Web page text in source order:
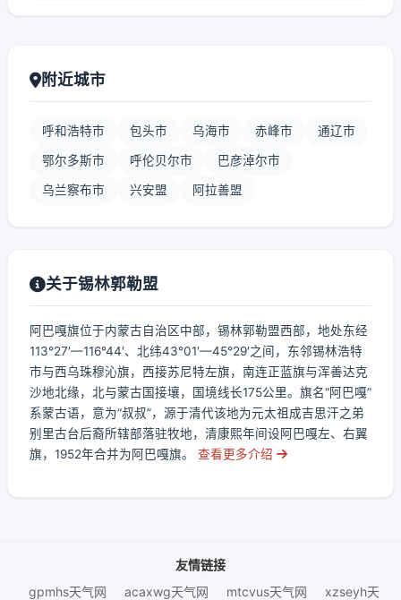
附近城市
呼和浩特市 包头市 乌海市 赤峰市 通辽市
鄂尔多斯市 呼伦贝尔市 巴彦淖尔市
乌兰察布市 兴安盟 阿拉善盟
关于锡林郭勒盟
阿巴嘎旗位于内蒙古自治区中部，锡林郭勒盟西部，地处东经
113°27′—116°44′、北纬43°01′—45°29′之间，东邻锡林浩特
市与西乌珠穆沁旗，西接苏尼特左旗，南连正蓝旗与浑善达克
沙地北缘，北与蒙古国接壤，国境线长175公里。旗名“阿巴嘎”
系蒙古语，意为“叔叔”，源于清代该地为元太祖成吉思汗之弟
别里古台后裔所辖部落驻牧地，清康熙年间设阿巴嘎左、右翼
旗，1952年合并为阿巴嘎旗。
查看更多介绍
友情链接
gpmhs天气网
acaxwg天气网 mtcvus天气网 xzseyh天